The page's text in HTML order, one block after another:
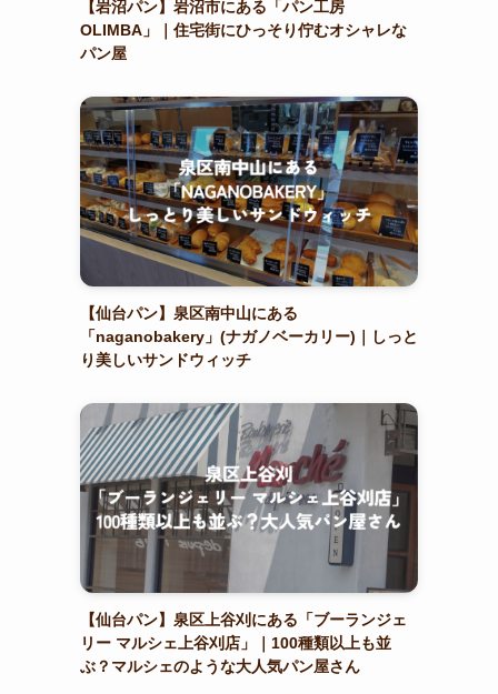
【岩沼パン】岩沼市にある「パン工房
OLIMBA」｜住宅街にひっそり佇むオシャレな
パン屋
【仙台パン】泉区南中山にある
「naganobakery」(ナガノベーカリー)｜しっと
り美しいサンドウィッチ
【仙台パン】泉区上谷刈にある「ブーランジェ
リー マルシェ上谷刈店」｜100種類以上も並
ぶ？マルシェのような大人気パン屋さん